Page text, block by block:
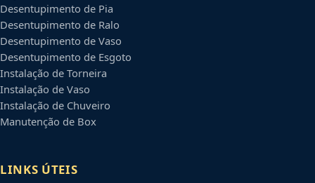
Desentupimento de Pia
Desentupimento de Ralo
Desentupimento de Vaso
Desentupimento de Esgoto
Instalação de Torneira
Instalação de Vaso
Instalação de Chuveiro
Manutenção de Box
LINKS ÚTEIS